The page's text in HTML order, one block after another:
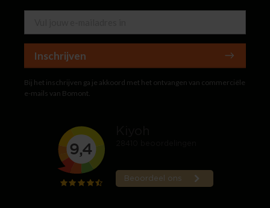
Inschrijven
Bij het inschrijven ga je akkoord met het ontvangen van commerciële
e-mails van Bomont.